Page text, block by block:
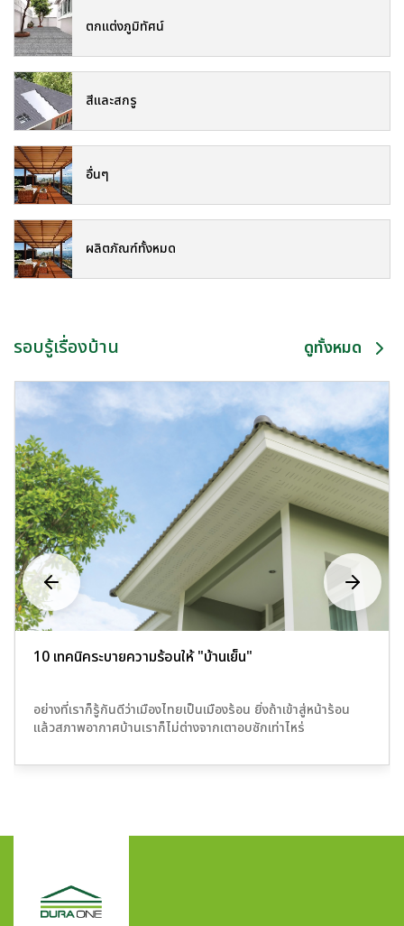
ตกแต่งภูมิทัศน์
สีและสกรู
อื่นๆ
ผลิตภัณฑ์ทั้งหมด
รอบรู้เรื่องบ้าน ดูทั้งหมด
10 เทคนิคระบายความร้อนให้ "บ้านเย็น"
อย่างที่เราก็รู้กันดีว่าเมืองไทยเป็นเมืองร้อน ยิ่งถ้าเข้าสู่หน้าร้อน
แล้วสภาพอากาศบ้านเราก็ไม่ต่างจากเตาอบซักเท่าไหร่